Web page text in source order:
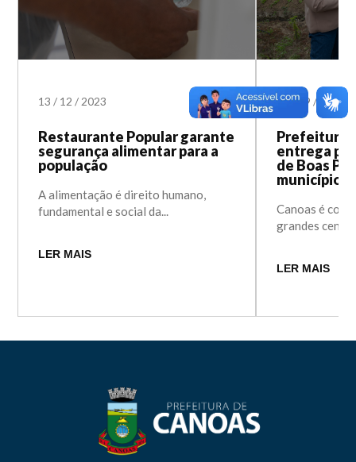
13 / 12 /2023
Restaurante Popular garante
segurança alimentar para a
população
A alimentação é direito humano,
fundamental e social da...
LER MAIS
30/09 / 2022
Prefeitura
entrega
de Boas
município
Canoas é
grandes
LER MAIS